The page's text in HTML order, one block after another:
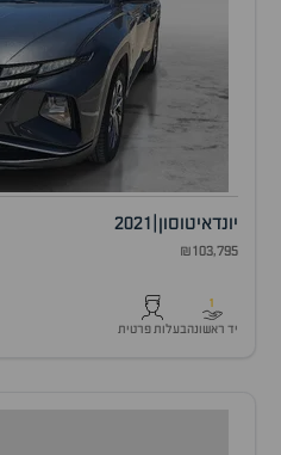
יונדאיטוסון 2021
₪103,795
1
יד ראשונהבעלות פרטית